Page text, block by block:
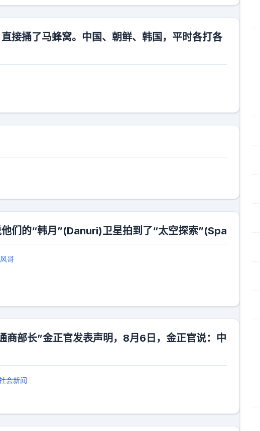
接捅了马蜂窝。中国、朝鲜、韩国，平时各打各
们的“韩月”(Danuri)卫星拍到了“太空探索”(Spa
哥
商部长”金正官发表声明，8月6日，金正官说：中
会新闻